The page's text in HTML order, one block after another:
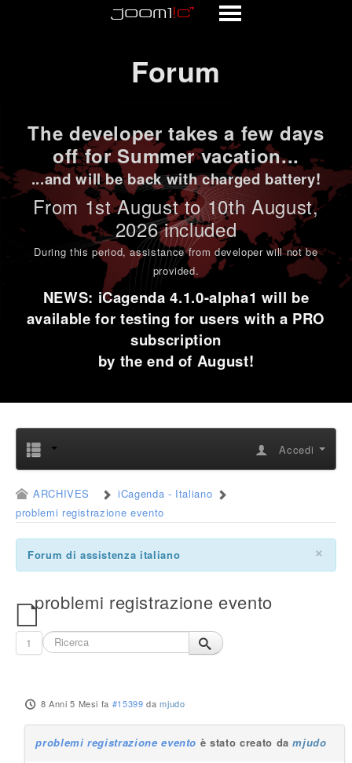
Forum
The developer takes a few days
off for Summer vacation...
...and will be back with charged battery!
From 1stAugust to 10th August,
2026 included
During this period,assistance from developer will not be
provided.
NEWS: iCagenda 4.1.0-alpha1 will be
available for testing for users with a PRO
subscription
by the end of August!
Accedi
ARCHIVES
iCagenda - Italiano
problemi registrazione evento
×
Forum di assistenza italiano
problemi registrazione evento
1
8 Anni 5 Mesi fa #15399 damjudo
problemi registrazione evento è stato creato damjudo